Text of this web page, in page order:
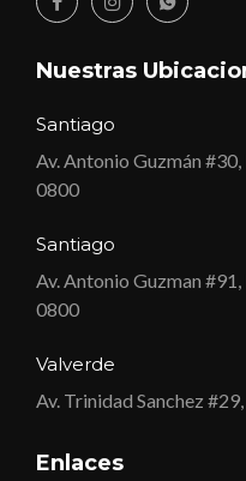
Nuestras
Santiago
Av. Antonio Guzmán
0800
Santiago
Av. Antonio Guzman #91,
0800
Valverde
Av. Trinidad Sanchez
Enlaces